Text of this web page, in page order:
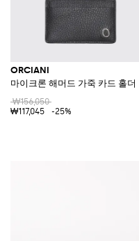
ORCIANI
마이크론 해머드 가죽 카드 홀더
₩156,050
₩117,045
-25%